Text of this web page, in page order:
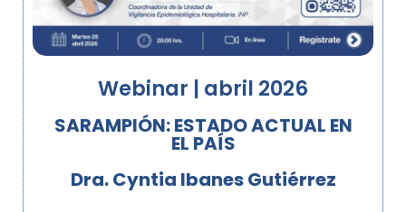
Webinar | abril 2026
SARAMPIÓN: ESTADO ACTUAL EN
EL PAÍS
Dra. Cyntia Ibanes Gutiérrez